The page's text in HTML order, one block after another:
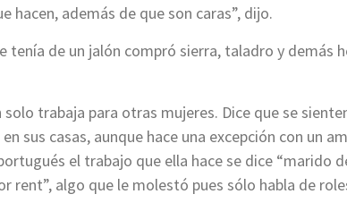
hacen, además de que son caras”, dijo.
tenía de un jalón compró sierra, taladro y demás
solo trabaja para otras mujeres. Dice que se
sus casas, aunque hace una excepción con un
el trabajo que ella hace se dice “marido
rent”, algo que le molestó pues sólo habla de